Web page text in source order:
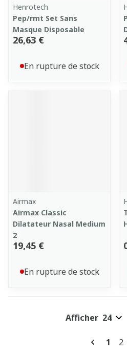
Henrotech
Pep/rmt Set Sans
Masque Disposable
26,63 €
En rupture de stock
Airmax
Airmax Classic
Dilatateur Nasal Medium
2
19,45 €
En rupture de stock
1 2
Afficher